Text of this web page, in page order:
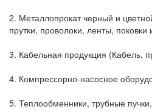
2. Металлопрокат черный и
прутки, проволоки, ленты, поковки
3. Кабельная продукция (Кабель,
4. Компрессорно-насосное
5. Теплообменники, трубные